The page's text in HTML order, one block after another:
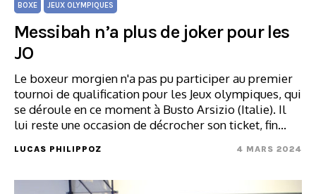
BOXE JEUX OLYMPIQUES
Messibah n’a plus de joker pour les
JO
Le boxeur morgien n'a pas pu participer au premier
tournoi de qualification pour les Jeux olympiques, qui
se déroule en ce moment à Busto Arsizio (Italie). Il
lui reste une occasion de décrocher son ticket, fin…
LUCAS PHILIPPOZ 4 MARS 2024